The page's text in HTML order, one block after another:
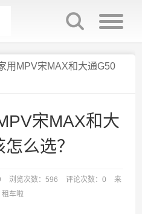
用MPV宋MAX和大通G50
宋MAX和大
么选？
浏览次数：596 评论次数：0
来
租车啦